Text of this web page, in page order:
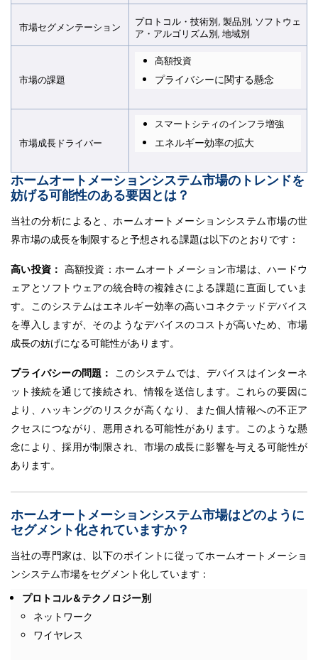
市場セグメンテーション
プロトコル・技術別, 製品別, ソフトウェ
ア・アルゴリズム別, 地域別
市場の課題
高額投資
プライバシーに関する懸念
市場成長ドライバー
スマートシティのインフラ増強
エネルギー効率の拡大
ホームオートメーションシステム市場のトレンドを
妨げる可能性のある要因とは？
当社の分析によると、ホームオートメーションシステム市場の世
界市場の成長を制限すると予想される課題は以下のとおりです：
高い投資： 高額投資：ホームオートメーション市場は、ハードウ
ェアとソフトウェアの統合時の複雑さによる課題に直面していま
す。このシステムはエネルギー効率の高いコネクテッドデバイス
を導入しますが、そのようなデバイスのコストが高いため、市場
成長の妨げになる可能性があります。
プライバシーの問題： このシステムでは、デバイスはインターネ
ット接続を通じて接続され、情報を送信します。これらの要因に
より、ハッキングのリスクが高くなり、また個人情報への不正ア
クセスにつながり、悪用される可能性があります。このような懸
念により、採用が制限され、市場の成長に影響を与える可能性が
あります。
ホームオートメーションシステム市場はどのように
セグメント化されていますか？
当社の専門家は、以下のポイントに従ってホームオートメーショ
ンシステム市場をセグメント化しています：
プロトコル＆テクノロジー別
ネットワーク
ワイヤレス